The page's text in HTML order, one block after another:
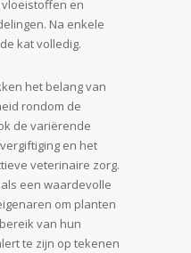
en
Na enkele
kat volledig.
het belang van
rondom de
de variërende
en het
veterinaire zorg.
een waardevolle
om planten
van hun
te zijn op tekenen